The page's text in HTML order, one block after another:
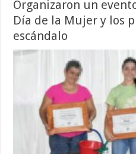
Organizaron un
Día de la Mujer y los
escándalo